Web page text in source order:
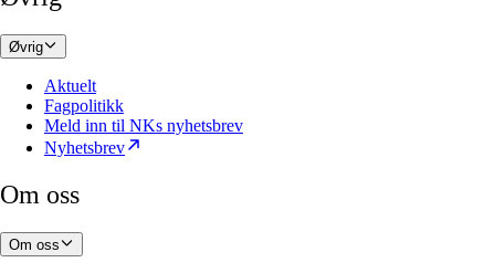
Øvrig
Aktuelt
Fagpolitikk
Meld inn til NKs nyhetsbrev
Nyhetsbrev
Om oss
Om oss